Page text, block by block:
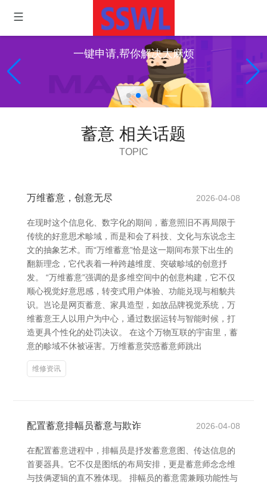
一键申请,帮你解决大麻烦
蓄意 相关话题
TOPIC
万维蓄意，创意无尽 2026-04-08
在现时这个信息化、数字化的期间，蓄意照旧不再局限于
传统的好意思术畛域，而是和会了科技、文化与东说念主
文的抽象艺术。而“万维蓄意”恰是这一期间布景下出生的
翻新理念，它代表着一种跨越维度、突破畛域的创意抒
发。 “万维蓄意”强调的是多维空间中的创意构建，它不仅
顺心视觉好意思感，转变式用户体验、功能兑现与相貌共
识。岂论是网页蓄意、家具造型，如故品牌视觉系统，万
维蓄意王人以用户为中心，通过数据运转与智能时候，打
造更具个性化的处罚决议。 在这个万物互联的宇宙里，蓄
意的畛域不休被诬害。万维蓄意荧惑蓄意师跳出
维修资讯
配置蓄意排幅员蓄意与欺诈 2026-04-08
在配置蓄意进程中，排幅员是抒发蓄意意图、传达信息的
首要器具。它不仅是图纸的布局安排，更是蓄意师念念维
与技俩逻辑的直不雅体现。 排幅员的蓄意需兼顾功能性与